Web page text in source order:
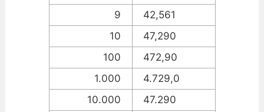
9
42,561
10
47,290
100
472,90
1.000
4.729,0
10.000
47.290